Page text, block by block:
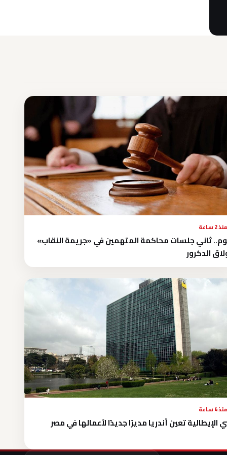
منذ 2 ساعة
ثاني جلسات محاكمة المتهمين في «جريمة النقاب»
الدكرور
منذ 4 ساعة
الإيطالية تعين أندريا مديرًا جديدًا لأعمالها في مصر